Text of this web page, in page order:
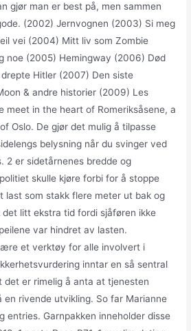
gjør man er best på, men sammen
(2002) Jernvognen (2003) Si meg
vei (2004) Mitt liv som Zombie
noe (2005) Hemingway (2006) Død
Hitler (2007) Den siste
& andre historier (2009) Les
meet in the heart of Romeriksåsene, a
Oslo. De gjør det mulig å tilpasse
belysning når du svinger ved
2 er sidetårnenes bredde og
skulle kjøre forbi for å stoppe
last som stakk flere meter ut bak og
litt ekstra tid fordi sjåføren ikke
var hindret av lasten.
et verktøy for alle involvert i
inntar en så sentral
det er rimelig å anta at tjenesten
en rivende utvikling. So far Marianne
entries. Garnpakken inneholder disse